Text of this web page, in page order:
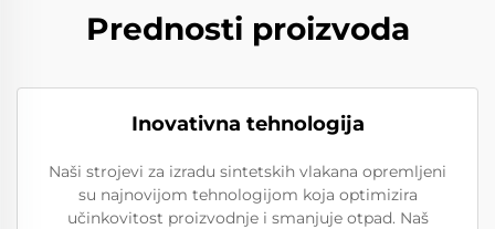
Prednosti proizvoda
Inovativna tehnologija
Naši strojevi za izradu sintetskih vlakana opremljeni
su najnovijom tehnologijom koja optimizira
učinkovitost proizvodnje i smanjuje otpad. Naš